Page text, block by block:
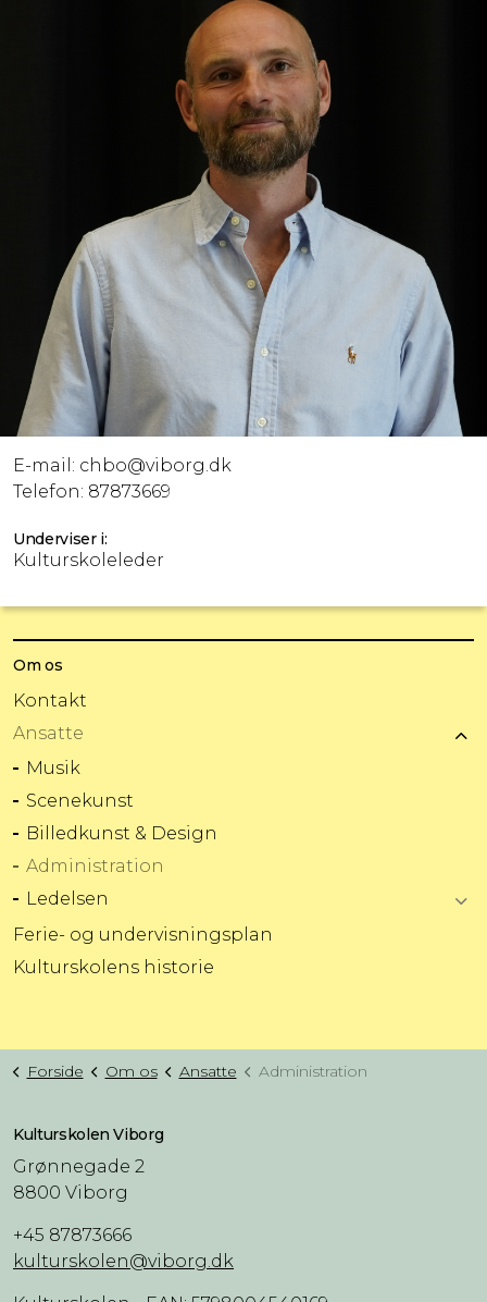
E-mail: chbo@viborg.dk
Telefon: 87873669
Underviser i:
Kulturskoleleder
Om os
Kontakt
Ansatte
Musik
Scenekunst
Billedkunst & Design
Administration
Ledelsen
Ferie- og undervisningsplan
Kulturskolens historie
Forside Om os Ansatte Administration
Kulturskolen Viborg
Grønnegade 2
8800 Viborg
+45 87873666
kulturskolen@viborg.dk